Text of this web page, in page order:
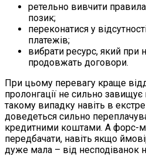
ретельно вивчити
позик;
переконатися у
платежів;
вибрати ресурс, який при
продовжать договори.
При цьому перевагу краще
пролонгації не сильно
такому випадку навіть в
доведеться сильно
кредитними коштами. А форс-
передбачати, навіть якщо
дуже мала – від несподіванок